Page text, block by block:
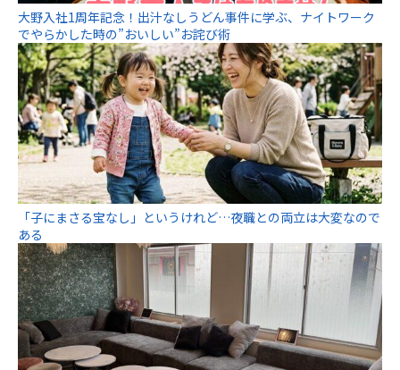
大野入社1周年記念！出汁なしうどん事件に学ぶ、ナイトワーク
でやらかした時の”おいしい”お詫び術
「子にまさる宝なし」というけれど…夜職との両立は大変なので
ある